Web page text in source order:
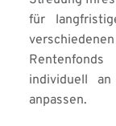
für
individuell
anpassen.